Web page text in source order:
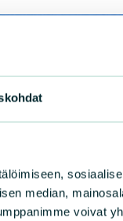
median,
voivat